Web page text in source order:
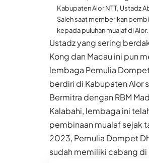
Kabupaten Alor NTT, Ustadz
Saleh saat memberikan
kepada puluhan mualaf di Alor.
Ustadz yang sering
Kong dan Macau ini pun
lembaga Pemulia
berdiri di Kabupaten Alor
Bermitra dengan RBM
Kalabahi, lembaga ini
pembinaan mualaf sejak
2023, Pemulia Dompet
sudah memiliki cabang di